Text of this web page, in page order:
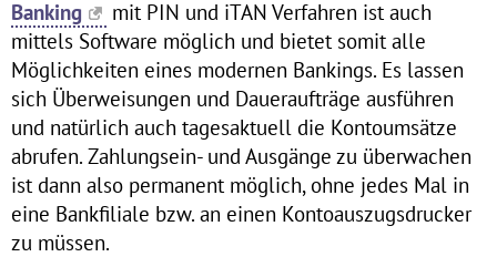
Banking
mit PIN und iTAN Verfahren ist auch
mittels Software möglich und bietet somit alle
Möglichkeiten eines modernen Bankings. Es lassen
sich Überweisungen und Daueraufträge ausführen
und natürlich auch tagesaktuell die Kontoumsätze
abrufen. Zahlungsein- und Ausgänge zu überwachen
ist dann also permanent möglich, ohne jedes Mal in
eine Bankfiliale bzw. an einen Kontoauszugsdrucker
zu müssen.